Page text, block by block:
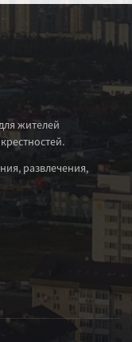
жителей
развлечения,